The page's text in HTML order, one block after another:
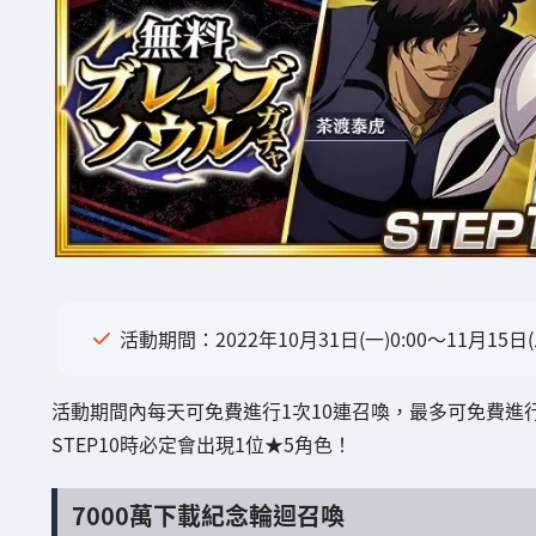
活動期間：2022年10月31日(一)0:00～11月15日
活動期間內每天可免費進行1次10連召喚，最多可免費進
STEP10時必定會出現1位★5角色！
7000萬下載紀念輪迴召喚